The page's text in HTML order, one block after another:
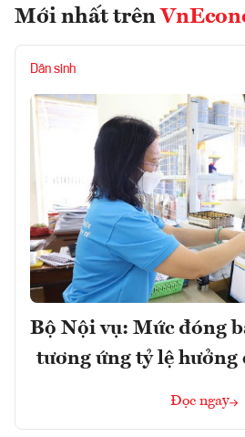
Mới nhất trên
Dân sinh
Bộ Nội vụ: Mức đóng
tương ứng tỷ lệ hưởng
Đọc ngay